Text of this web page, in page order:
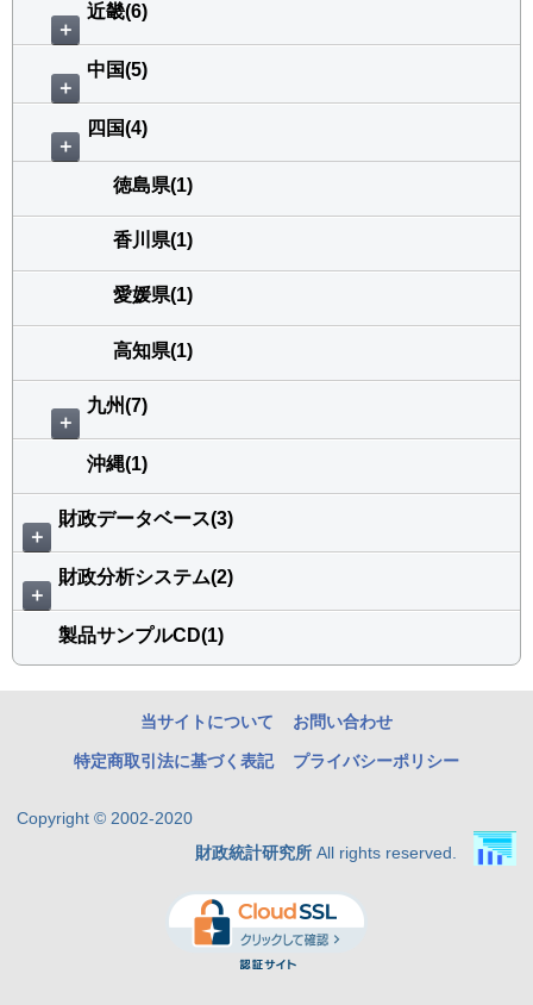
＋
近畿(6)
＋
中国(5)
＋
四国(4)
徳島県(1)
香川県(1)
愛媛県(1)
高知県(1)
＋
九州(7)
沖縄(1)
＋
財政データベース(3)
＋
財政分析システム(2)
製品サンプルCD(1)
当サイトについて お問い合わせ
特定商取引法に基づく表記 プライバシーポリシー
Copyright © 2002-2020
財政統計研究所All rights reserved.